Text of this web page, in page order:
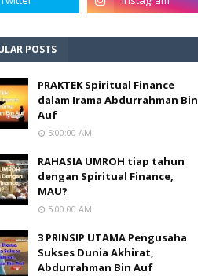
POSTS
PRAKTEK Spiritual Finance
dalam Irama Abdurrahman Bin
Auf
5:00:00 AM
RAHASIA UMROH tiap tahun
dengan Spiritual Finance,
MAU?
5:00:00 AM
3 PRINSIP UTAMA Pengusaha
Sukses Dunia Akhirat,
Abdurrahman Bin Auf